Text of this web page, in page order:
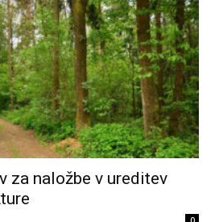
za naložbe v ureditev